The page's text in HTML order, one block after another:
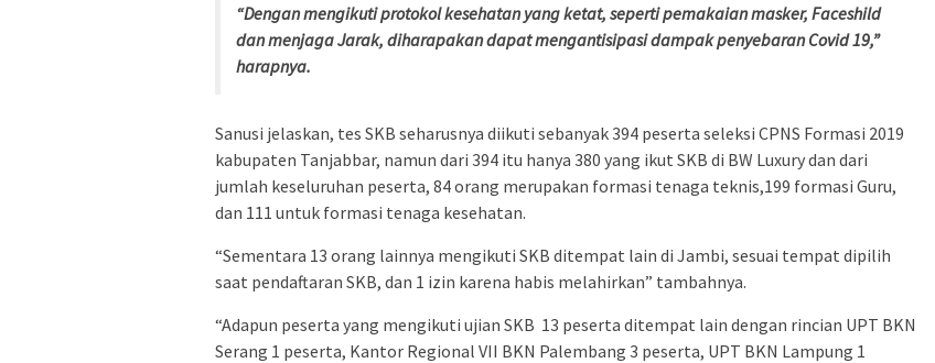
“Dengan mengikuti protokol kesehatan yang ketat, seperti pemakaian masker, Faceshild
dan menjaga Jarak, diharapakan dapat mengantisipasi dampak penyebaran Covid 19,”
harapnya.
Sanusi jelaskan, tes SKB seharusnya diikuti sebanyak 394 peserta seleksi CPNS Formasi 2019
kabupaten Tanjabbar, namun dari 394 itu hanya 380 yang ikut SKB di BW Luxury dan dari
jumlah keseluruhan peserta, 84 orang merupakan formasi tenaga teknis,199 formasi Guru,
dan 111 untuk formasi tenaga kesehatan.
“Sementara 13 orang lainnya mengikuti SKB ditempat lain di Jambi, sesuai tempat dipilih
saat pendaftaran SKB, dan 1 izin karena habis melahirkan” tambahnya.
“Adapun peserta yang mengikuti ujian SKB 13 peserta ditempat lain dengan rincian UPT BKN
Serang 1 peserta, Kantor Regional VII BKN Palembang 3 peserta, UPT BKN Lampung 1